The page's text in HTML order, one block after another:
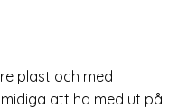
plast och med
att ha med ut på